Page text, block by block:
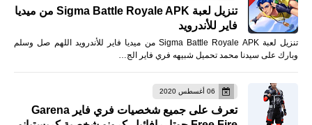
تنزيل لعبة Sigma Battle Royale APK من ميديا
فاير للأندرويد
تنزيل لعبة Sigma Battle Royale APK من ميديا فاير للأندرويد اللهم صل وسلم
وبارك على سيدنا محمد تحميل شبيهه فري فاير الج…
06 أغسطس 2020
تعرف على جميع شخصيات فري فاير Garena